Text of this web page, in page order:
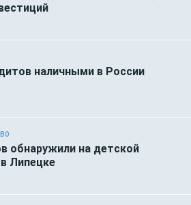
наличными в России
обнаружили на детской
Липецке